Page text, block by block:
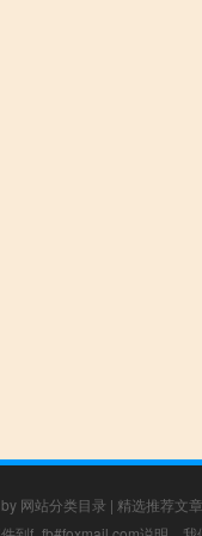
网站分类目录 | 精选推荐文章